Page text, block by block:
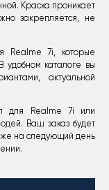
Краска проникает
закрепляется, не
Realme 7i, которые
каталоге вы
актуальной
для Realme 7i или
Ваш заказ будет
на следующий день